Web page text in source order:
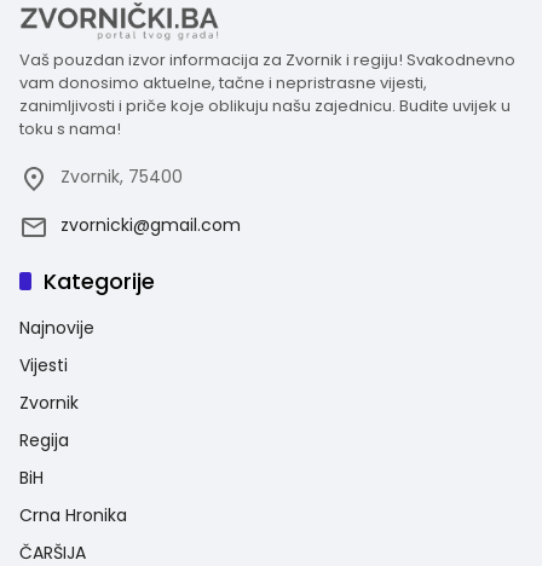
Vaš pouzdan izvor informacija za Zvornik i regiju! Svakodnevno
vam donosimo aktuelne, tačne i nepristrasne vijesti,
zanimljivosti i priče koje oblikuju našu zajednicu. Budite uvijek u
toku s nama!
Zvornik, 75400
zvornicki@gmail.com
Kategorije
Najnovije
Vijesti
Zvornik
Regija
BiH
Crna Hronika
ČARŠIJA